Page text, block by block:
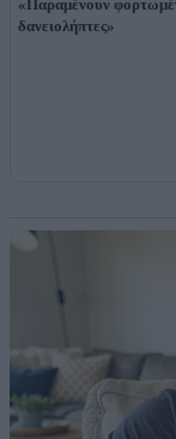
«Παραμένουν
δανειολήπτες»